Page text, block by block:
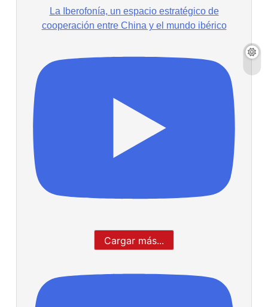
La Iberofonía, un espacio estratégico de
cooperación entre China y el mundo ibérico
Cargar más...